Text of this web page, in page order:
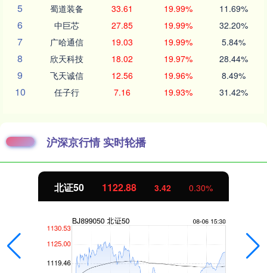
5 蜀道装备 33.61 19.99% 11.69%
6 中巨芯 27.85 19.99% 32.20%
7 广哈通信 19.03 19.99% 5.84%
8 欣天科技 18.02 19.97% 28.44%
9 飞天诚信 12.56 19.96% 8.49%
10 任子行 7.16 19.93% 31.42%
沪深京行情 实时轮播
北证50 1122.88 3.42 0.30%